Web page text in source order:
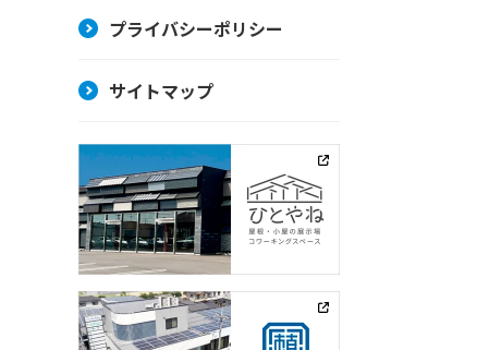
プライバシーポリシー
サイトマップ